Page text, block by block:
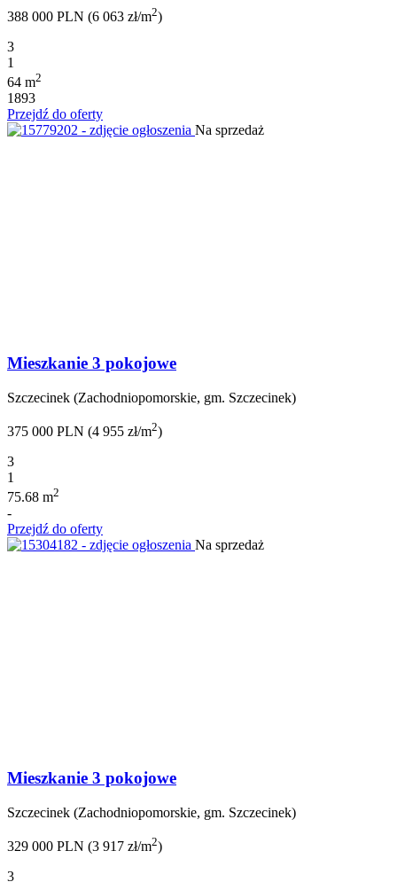
388 000 PLN (6 063 zł/m2)
3
1
64 m2
1893
Przejdź do oferty
Na sprzedaż
Mieszkanie 3 pokojowe
Szczecinek (Zachodniopomorskie, gm. Szczecinek)
375 000 PLN (4 955 zł/m2)
3
1
75.68 m2
-
Przejdź do oferty
Na sprzedaż
Mieszkanie 3 pokojowe
Szczecinek (Zachodniopomorskie, gm. Szczecinek)
329 000 PLN (3 917 zł/m2)
3